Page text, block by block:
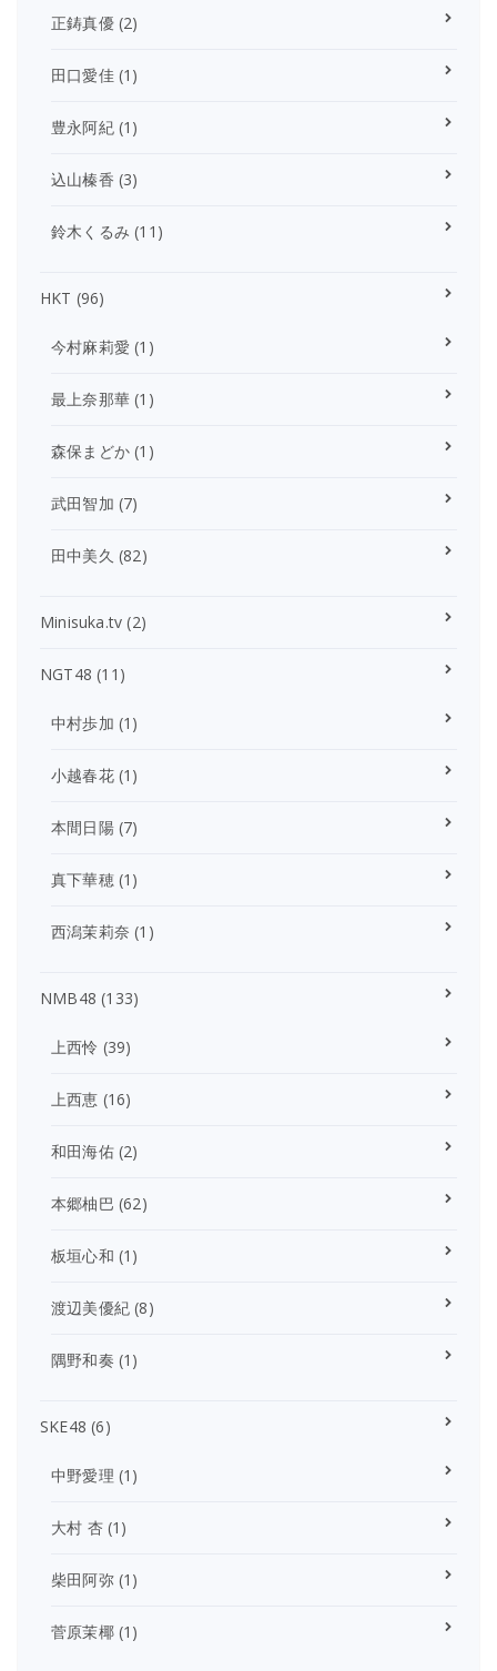
正鋳真優(2)
田口愛佳(1)
豊永阿紀(1)
込山榛香 (3)
鈴木くるみ (11)
HKT (96)
今村麻莉愛 (1)
最上奈那華 (1)
森保まどか (1)
武田智加 (7)
田中美久 (82)
Minisuka.tv (2)
NGT48 (11)
中村歩加 (1)
小越春花(1)
本間日陽(7)
真下華穂(1)
西潟茉莉奈 (1)
NMB48 (133)
上西怜 (39)
上西恵 (16)
和田海佑(2)
本郷柚巴 (62)
板垣心和 (1)
渡辺美優紀 (8)
隅野和奏 (1)
SKE48 (6)
中野愛理 (1)
大村 杏(1)
柴田阿弥(1)
菅原茉椰(1)